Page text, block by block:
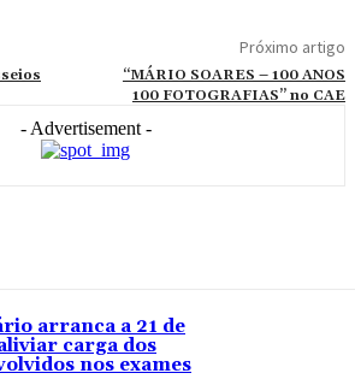
Próximo artigo
“MÁRIO SOARES – 100 ANOS
100 FOTOGRAFIAS” no CAE
- Advertisement -
arranca a 21 de
carga dos
nos exames